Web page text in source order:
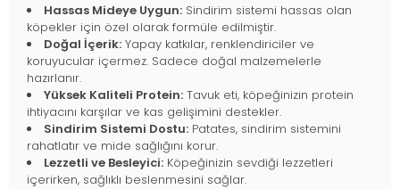
Hassas Mideye Uygun: Sindirim sistemi hassas olan
köpekler için özel olarak formüle edilmiştir.
Doğal İçerik: Yapay katkılar, renklendiriciler ve
koruyucular içermez. Sadece doğal malzemelerle
hazırlanır.
Yüksek Kaliteli Protein: Tavuk eti, köpeğinizin protein
ihtiyacını karşılar ve kas gelişimini destekler.
Sindirim Sistemi Dostu: Patates, sindirim sistemini
rahatlatır ve mide sağlığını korur.
Lezzetli ve Besleyici: Köpeğinizin sevdiği lezzetleri
içerirken, sağlıklı beslenmesini sağlar.